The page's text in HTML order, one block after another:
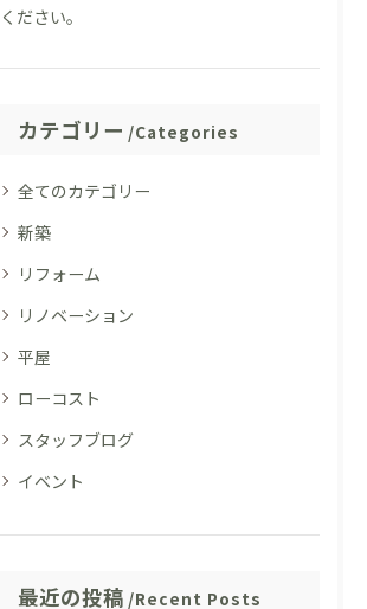
ください。
カテゴリー Categories
全てのカテゴリー
新築
リフォーム
リノベーション
平屋
ローコスト
スタッフブログ
イベント
最近の投稿 Recent Posts